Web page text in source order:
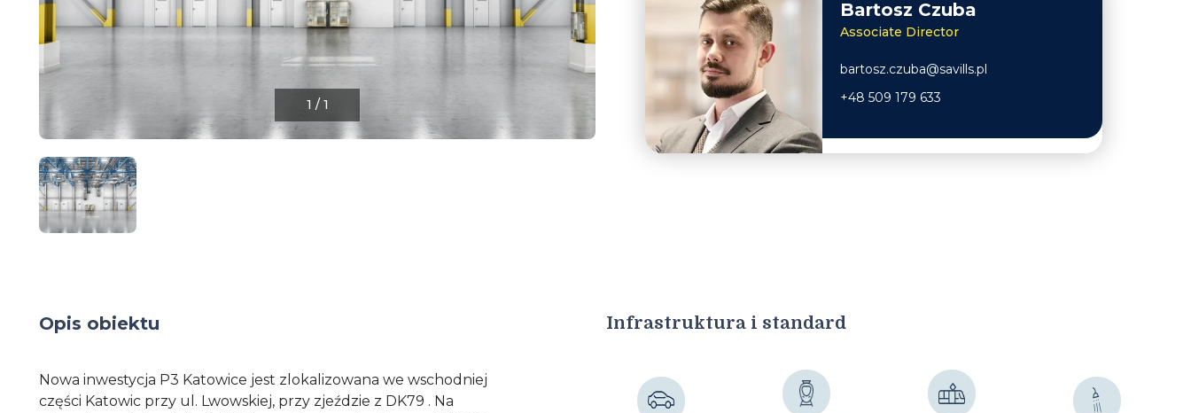
1 / 1
Bartosz Czuba
Associate Director
bartosz.czuba@savills.pl
+48 509 179 633
Opis obiektu
Nowa inwestycja P3 Katowice jest zlokalizowana we wschodniej
części Katowic przy ul. Lwowskiej, przy zjeździe z DK79 . Na
Infrastruktura i standard